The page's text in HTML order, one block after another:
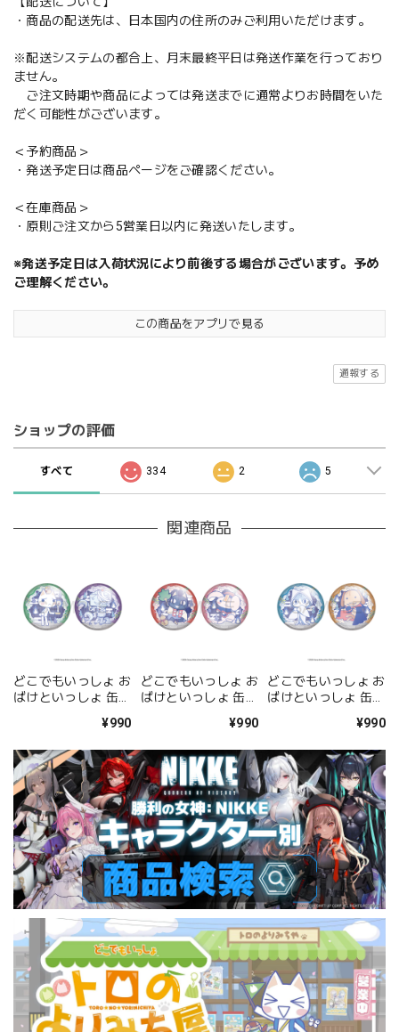
・商品の配送先は、日本国内の住所のみご利用いただけます。
※配送システムの都合上、月末最終平日は発送作業を行っており
ません。
ご注文時期や商品によっては発送までに通常よりお時間をいた
だく可能性がございます。
＜予約商品＞
・発送予定日は商品ページをご確認ください。
＜在庫商品＞
・原則ご注文から5営業日以内に発送いたします。
※発送予定日は入荷状況により前後する場合がございます。予め
ご理解ください。
この商品をアプリで見る
通報する
ショップの評価
すべて 334 2 5
関連商品
どこでもいっしょ お
ばけといっしょ 缶バ
試しver.&スズキ>¥990
どこでもいっしょ お
ばけといっしょ 缶バ
¥990
どこでもいっしょ お
ばけといっしょ 缶バ
¥990